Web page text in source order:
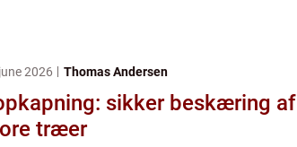
2026 Thomas Andersen
sikker beskæring af
træer